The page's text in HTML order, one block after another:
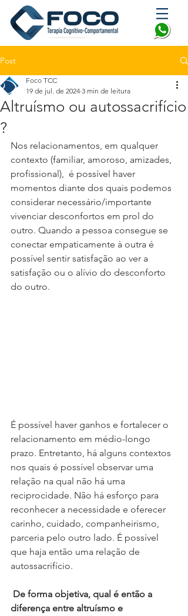
Post
Altruísmo ou autossacrifício
?
Foco TCC
19 de jul. de 2024 3 min de leitura
Nos relacionamentos, em qualquer
contexto (familiar, amoroso, amizades,
profissional),  é possível haver
momentos diante dos quais podemos
considerar necessário/importante
vivenciar desconfortos em prol do
outro. Quando a pessoa consegue se
conectar empaticamente à outra é
possível sentir satisfação ao ver a
satisfação ou o alívio do desconforto
do outro.
É possível haver ganhos e fortalecer o
relacionamento em médio-longo
prazo. Entretanto, há alguns contextos
nos quais é possível observar uma
relação na qual não há uma
reciprocidade. Não há esforço para
reconhecer a necessidade e oferecer
carinho, cuidado, companheirismo,
parceria pelo outro lado. É possível
que haja então uma relação de
autossacrifício.
De forma objetiva, qual é então a
diferença entre altruísmo e